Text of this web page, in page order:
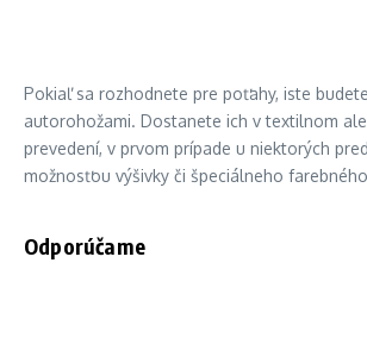
Pokiaľ sa rozhodnete pre poťahy, iste
autorohožami. Dostanete ich v textilnom
prevedení, v prvom prípade u niektorých
možnosťou výšivky či špeciálneho
Odporúčame